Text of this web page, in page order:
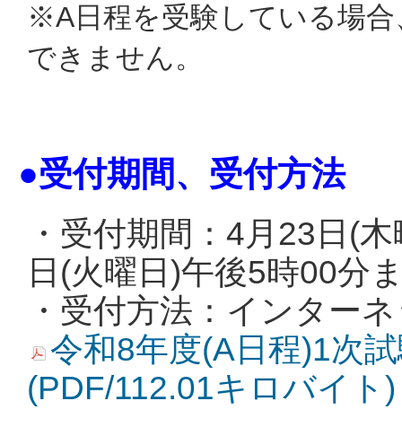
※A日程を受験している場
できません。
●受付期間、受付方法
・受付期間：4月23日(
日(火曜日)午後5時00分
・受付方法：インター
令和8年度(A日程)1次
(PDF/112.01キロバイト)